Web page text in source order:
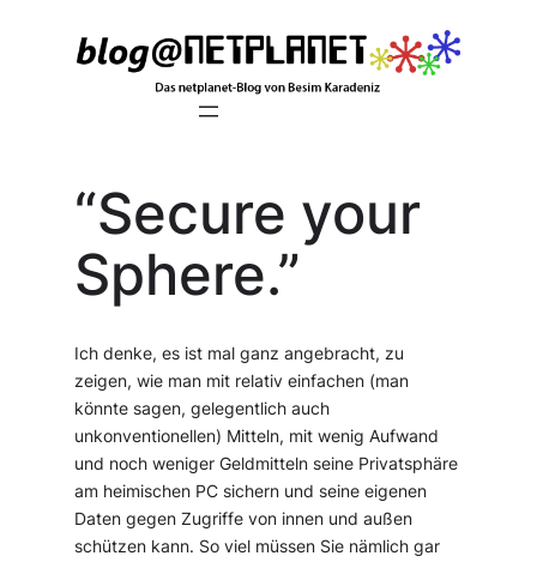
“Secure your
Sphere.”
Ich denke, es ist mal ganz angebracht, zu
zeigen, wie man mit relativ einfachen (man
könnte sagen, gelegentlich auch
unkonventionellen) Mitteln, mit wenig Aufwand
und noch weniger Geldmitteln seine Privatsphäre
am heimischen PC sichern und seine eigenen
Daten gegen Zugriffe von innen und außen
schützen kann. So viel müssen Sie nämlich gar